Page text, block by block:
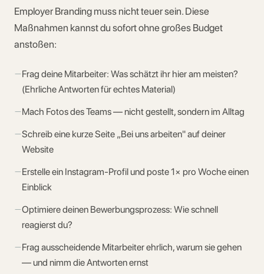
Employer Branding muss nicht teuer sein. Diese
Maßnahmen kannst du sofort ohne großes Budget
anstoßen:
—Frag deine Mitarbeiter: Was schätzt ihr hier am meisten?
(Ehrliche Antworten für echtes Material)
—Mach Fotos des Teams — nicht gestellt, sondern im Alltag
—Schreib eine kurze Seite „Bei uns arbeiten" auf deiner
Website
—Erstelle ein Instagram-Profil und poste 1× pro Woche einen
Einblick
—Optimiere deinen Bewerbungsprozess: Wie schnell
reagierst du?
—Frag ausscheidende Mitarbeiter ehrlich, warum sie gehen
— und nimm die Antworten ernst